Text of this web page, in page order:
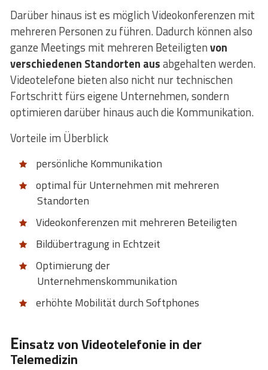
Darüber hinaus ist es möglich Videokonferenzen mit
mehreren Personen zu führen. Dadurch können also
ganze Meetings mit mehreren Beteiligtenvon
verschiedenen Standorten ausabgehalten werden.
Videotelefone bieten also nicht nur technischen
Fortschritt fürs eigene Unternehmen, sondern
optimieren darüber hinaus auch die Kommunikation.
Vorteile im Überblick
persönliche Kommunikation
optimal für Unternehmen mit mehreren
Standorten
Videokonferenzen mit mehreren Beteiligten
Bildübertragung in Echtzeit
Optimierung der
Unternehmenskommunikation
erhöhte Mobilität durch Softphones
Einsatz von Videotelefonie in der
Telemedizin